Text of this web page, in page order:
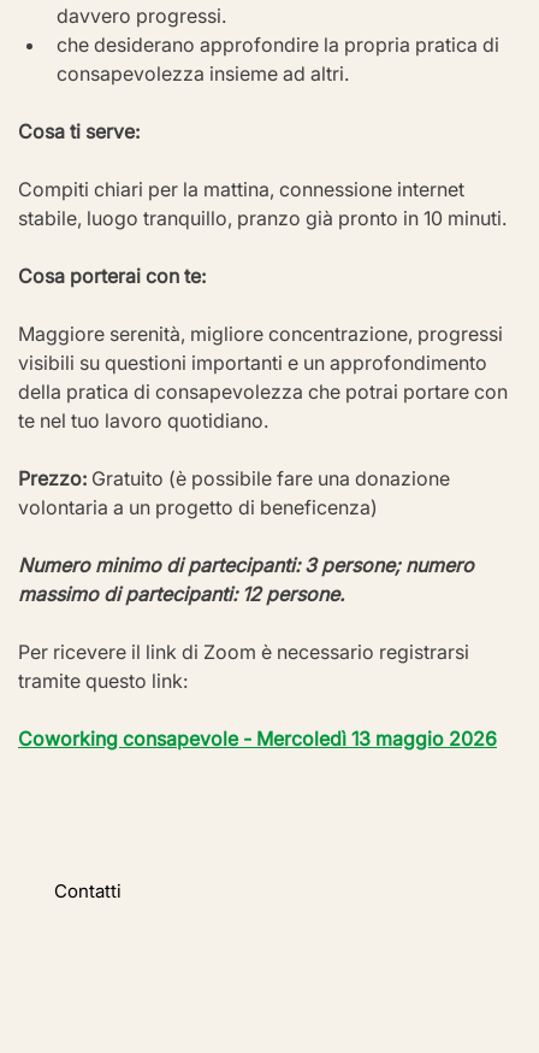
davvero progressi.
che desiderano approfondire la propria pratica di
consapevolezza insieme ad altri.
Cosa ti serve:
Compiti chiari per la mattina, connessione internet
stabile, luogo tranquillo, pranzo già pronto in 10 minuti.
Cosa porterai con te:
Maggiore serenità, migliore concentrazione, progressi
visibili su questioni importanti e un approfondimento
della pratica di consapevolezza che potrai portare con
te nel tuo lavoro quotidiano.
Prezzo: Gratuito (è possibile fare una donazione
volontaria a un progetto di beneficenza)
Numero minimo di partecipanti: 3 persone; numero
massimo di partecipanti: 12 persone.
Per ricevere il link di Zoom è necessario registrarsi
tramite questo link:
Coworking consapevole - Mercoledì 13 maggio 2026
Contatti